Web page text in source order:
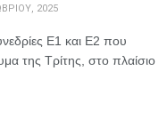
2025
Ε1 και Ε2 που
της Τρίτης, στο πλαίσιο